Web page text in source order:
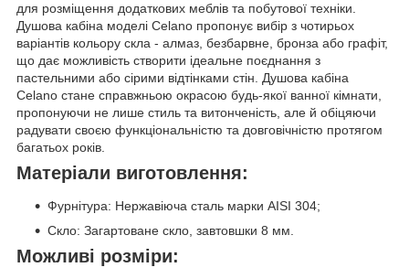
для розміщення додаткових меблів та побутової техніки.
Душова кабіна моделі Celano пропонує вибір з чотирьох
варіантів кольору скла - алмаз, безбарвне, бронза або графіт,
що дає можливість створити ідеальне поєднання з
пастельними або сірими відтінками стін. Душова кабіна
Celano стане справжньою окрасою будь-якої ванної кімнати,
пропонуючи не лише стиль та витонченість, але й обіцяючи
радувати своєю функціональністю та довговічністю протягом
багатьох років.
Матеріали виготовлення:
Фурнітура: Нержавіюча сталь марки AISI 304;
Скло: Загартоване скло, завтовшки 8 мм.
Можливі розміри: